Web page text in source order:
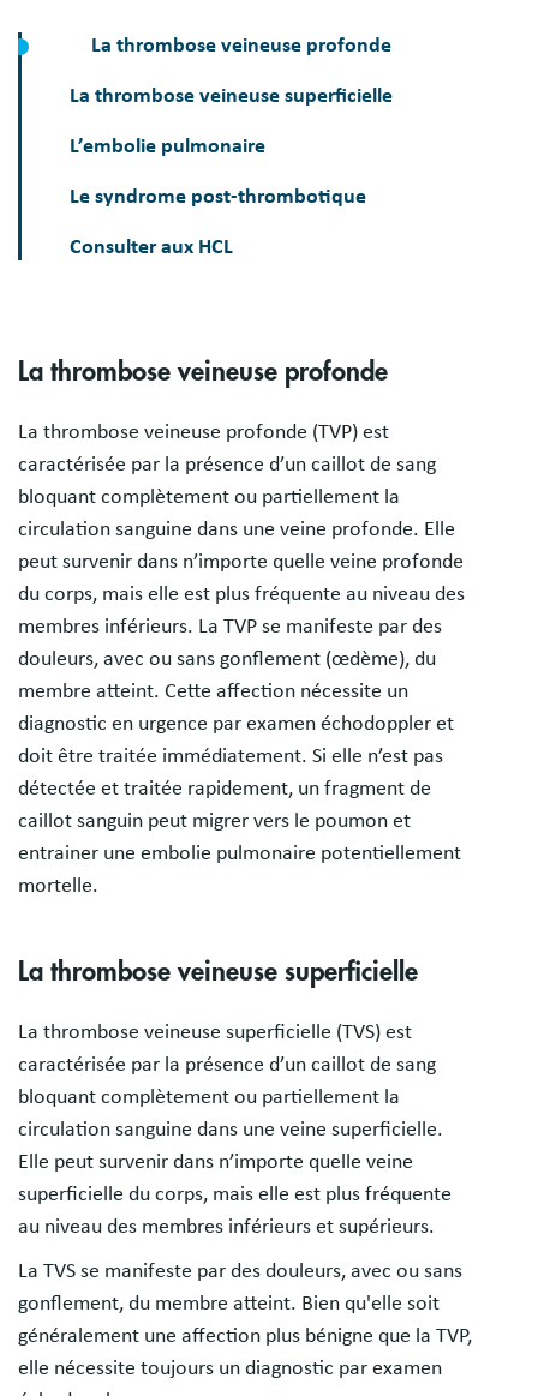
La thrombose veineuse profonde
La thrombose veineuse superficielle
L’embolie pulmonaire
Le syndrome post-thrombotique
Consulter aux HCL
La thrombose veineuse profonde
La thrombose veineuse profonde (TVP) est
caractérisée par la présence d’un caillot de sang
bloquant complètement ou partiellement la
circulation sanguine dans une veine profonde. Elle
peut survenir dans n’importe quelle veine profonde
du corps, mais elle est plus fréquente au niveau des
membres inférieurs. La TVP se manifeste par des
douleurs, avec ou sans gonflement (œdème), du
membre atteint. Cette affection nécessite un
diagnostic en urgence par examen échodoppler et
doit être traitée immédiatement. Si elle n’est pas
détectée et traitée rapidement, un fragment de
caillot sanguin peut migrer vers le poumon et
entrainer une embolie pulmonaire potentiellement
mortelle.
La thrombose veineuse superficielle
La thrombose veineuse superficielle (TVS) est
caractérisée par la présence d’un caillot de sang
bloquant complètement ou partiellement la
circulation sanguine dans une veine superficielle.
Elle peut survenir dans n’importe quelle veine
superficielle du corps, mais elle est plus fréquente
au niveau des membres inférieurs et supérieurs.
La TVS se manifeste par des douleurs, avec ou sans
gonflement, du membre atteint. Bien qu'elle soit
généralement une affection plus bénigne que la TVP,
elle nécessite toujours un diagnostic par examen